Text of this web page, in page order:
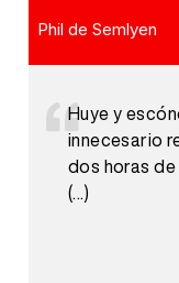
Phil de Semlyen
Huye y
innecesario
dos horas
(...)